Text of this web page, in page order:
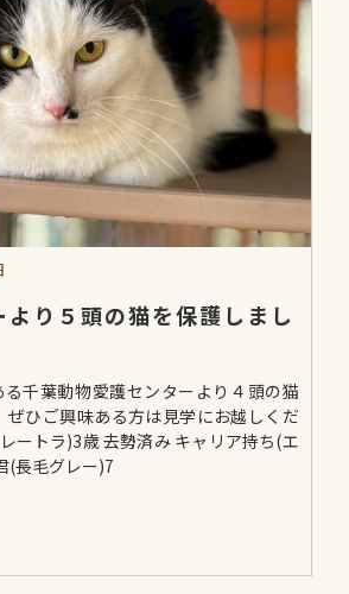
より５頭の猫を保護しまし
千葉動物愛護センターより４頭の猫
ぜひご興味ある方は見学にお越しくだ
ートラ)3歳 去勢済み キャリア持ち(エ
(長毛グレー)7